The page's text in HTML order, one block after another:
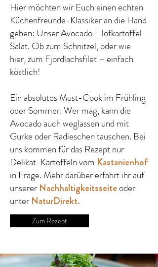
Hier möchten wir Euch einen echten
Küchenfreunde-Klassiker an die Hand
geben: Unser Avocado-Hofkartoffel-
Salat. Ob zum Schnitzel, oder wie
hier, zum Fjordlachsfilet – einfach
köstlich!
Ein absolutes Must-Cook im Frühling
oder Sommer. Wer mag, kann die
Avocado auch weglassen und mit
Gurke oder Radieschen tauschen. Bei
uns kommen für das Rezept nur
Delikat-Kartoffeln vom Kastanienhof
in Frage. Mehr darüber erfahrt ihr auf
unserer Nachhaltigkeitsseiteoder
unter NaturDirekt.
Zum Rezept